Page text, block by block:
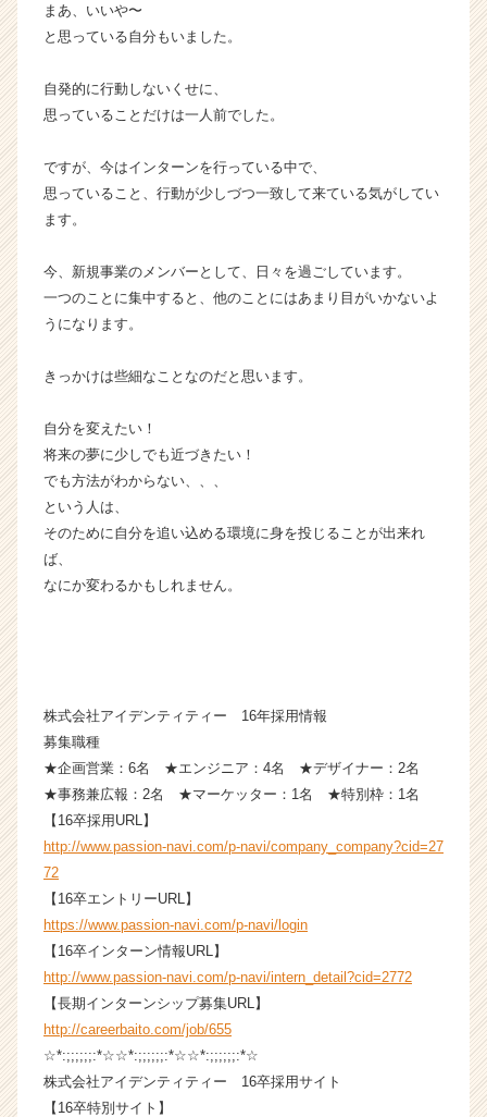
チ
成
長
業
か
ウ
ト
く
イ
ト
ア
ャ
e
r
e
まあ、いいや〜
と思っている自分もいました。
自発的に行動しないくせに、
思っていることだけは一人前でした。
ですが、今はインターンを行っている中で、
思っていること、行動が少しづつ一致して来ている気がしてい
ます。
今、新規事業のメンバーとして、日々を過ごしています。
一つのことに集中すると、他のことにはあまり目がいかないよ
うになります。
きっかけは些細なことなのだと思います。
自分を変えたい！
将来の夢に少しでも近づきたい！
でも方法がわからない、、、
という人は、
そのために自分を追い込める環境に身を投じることが出来れ
ば、
なにか変わるかもしれません。
株式会社アイデンティティー 16年採用情報
募集職種
★企画営業：6名 ★エンジニア：4名 ★デザイナー：2名
★事務兼広報：2名 ★マーケッター：1名 ★特別枠：1名
【16卒採用URL】
http://www.passion-navi.com/p-navi/company_company?cid=27
72
【16卒エントリーURL】
https://www.passion-navi.com/p-navi/login
【16卒インターン情報URL】
http://www.passion-navi.com/p-navi/intern_detail?cid=2772
【長期インターンシップ募集URL】
http://careerbaito.com/job/655
☆*:;;;;;;:*☆☆*:;;;;;;:*☆☆*:;;;;;;:*☆
株式会社アイデンティティー 16卒採用サイト
【16卒特別サイト】